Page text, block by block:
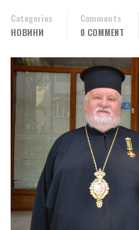
Categories
НОВИНИ
Comments
0 COMMENT